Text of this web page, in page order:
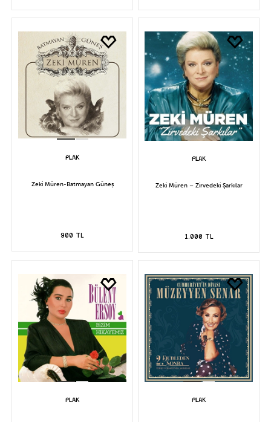
Zeki Müren-Batmayan Güneş
900 TL
Zeki Müren – Zirvedeki Şarkılar
1.000 TL